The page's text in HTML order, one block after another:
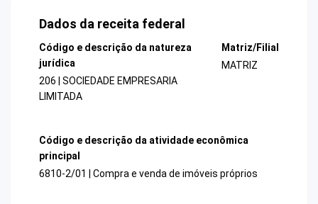
Dados da receita federal
Código e descrição da natureza
jurídica
206 | SOCIEDADE EMPRESARIA
LIMITADA
Matriz/Filial
MATRIZ
Código e descrição da atividade econômica
principal
6810-2/01 | Compra e venda de imóveis próprios